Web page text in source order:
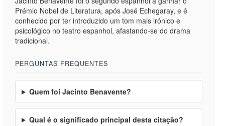
Prémio Nobel de Literatura, após José Echegaray, e é
conhecido por ter introduzido um tom mais irónico e
psicológico no teatro espanhol, afastando-se do drama
tradicional.
PERGUNTAS FREQUENTES
Quem foi Jacinto Benavente?
Qual é o significado principal desta citação?